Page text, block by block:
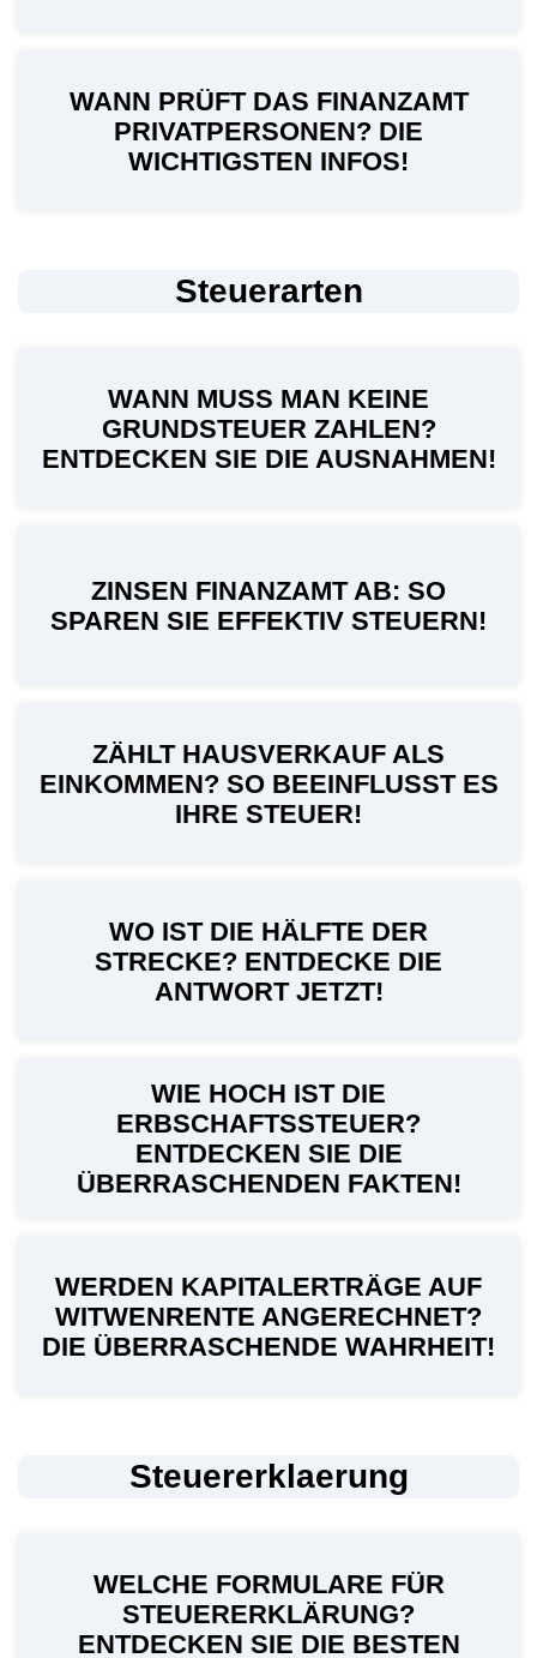
WANN PRÜFT DAS FINANZAMT
PRIVATPERSONEN? DIE
WICHTIGSTEN INFOS!
Steuerarten
WANN MUSS MAN KEINE
GRUNDSTEUER ZAHLEN?
ENTDECKEN SIE DIE AUSNAHMEN!
ZINSEN FINANZAMT AB: SO
SPAREN SIE EFFEKTIV STEUERN!
ZÄHLT HAUSVERKAUF ALS
EINKOMMEN? SO BEEINFLUSST ES
IHRE STEUER!
WO IST DIE HÄLFTE DER
STRECKE? ENTDECKE DIE
ANTWORT JETZT!
WIE HOCH IST DIE
ERBSCHAFTSSTEUER?
ENTDECKEN SIE DIE
ÜBERRASCHENDEN FAKTEN!
WERDEN KAPITALERTRÄGE AUF
WITWENRENTE ANGERECHNET?
DIE ÜBERRASCHENDE WAHRHEIT!
Steuererklaerung
WELCHE FORMULARE FÜR
STEUERERKLÄRUNG?
ENTDECKEN SIE DIE BESTEN